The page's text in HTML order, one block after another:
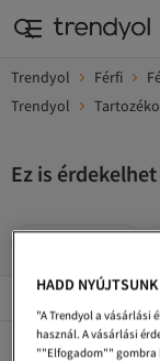
Trendyol Férfi
Trendyol
Ez is érdekelhet
Népszerű márkák
Férfi Öltönyök
HADD
"A Trendyol a vásárlási
használ. A vásárlási
""Elfogadom"" gombra